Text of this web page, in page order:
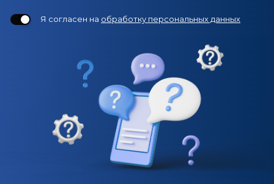
Я согласен на обработку персональных данных